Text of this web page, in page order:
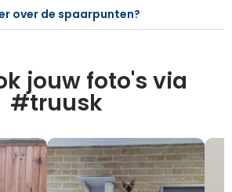
over de spaarpunten?
jouw foto's via
#truusk